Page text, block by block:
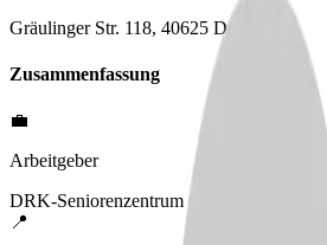
Gräulinger Str. 118, 40625 Düsseldorf
Zusammenfassung
💼
Arbeitgeber
DRK-Seniorenzentrum Gerresheimer Höhe
📍